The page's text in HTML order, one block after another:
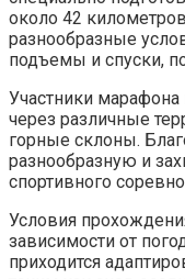
около 42
разнообразные
подъемы и спуски,
Участники марафона
через различные
горные склоны.
разнообразную и
спортивного
Условия
зависимости от
приходится